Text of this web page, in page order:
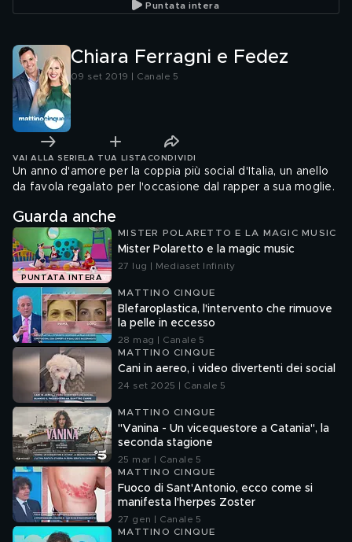
Puntata intera
Chiara Ferragni e Fedez
09 set 2019 | Canale 5
VAI ALLA SERIE LA TUA LISTA CONDIVIDI
Un anno d'amore per la coppia più social d'Italia, un anello
da favola regalato per l'occasione dal rapper a sua moglie.
Guarda anche
PUNTATA INTERA
MISTER POLARETTO E LA MAGIC MUSIC
Mister Polaretto e la magic music
27 lug | Mediaset Infinity
MATTINO CINQUE
Blefaroplastica, l'intervento che rimuove
la pelle in eccesso
28 mag | Canale 5
MATTINO CINQUE
Cani in aereo, i video divertenti dei social
24 set 2025 | Canale 5
MATTINO CINQUE
"Vanina - Un vicequestore a Catania", la
seconda stagione
25 mar | Canale 5
MATTINO CINQUE
Fuoco di Sant'Antonio, ecco come si
manifesta l'herpes Zoster
27 gen | Canale 5
MATTINO CINQUE